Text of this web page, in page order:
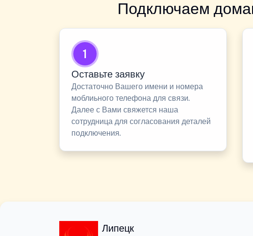
Подключаем
1
Оставьте заявку
Достаточно Вашего имени и номера
моблиьного телефона для связи.
Далее с Вами свяжется наша
сотрудница для согласования деталей
подключения.
Липецк